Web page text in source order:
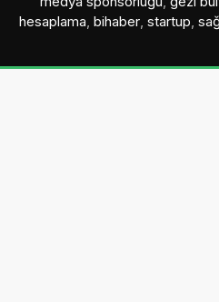
hesaplama, bihaber, startup,